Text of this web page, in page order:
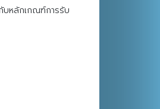
บหลักเกณฑ์การรับ